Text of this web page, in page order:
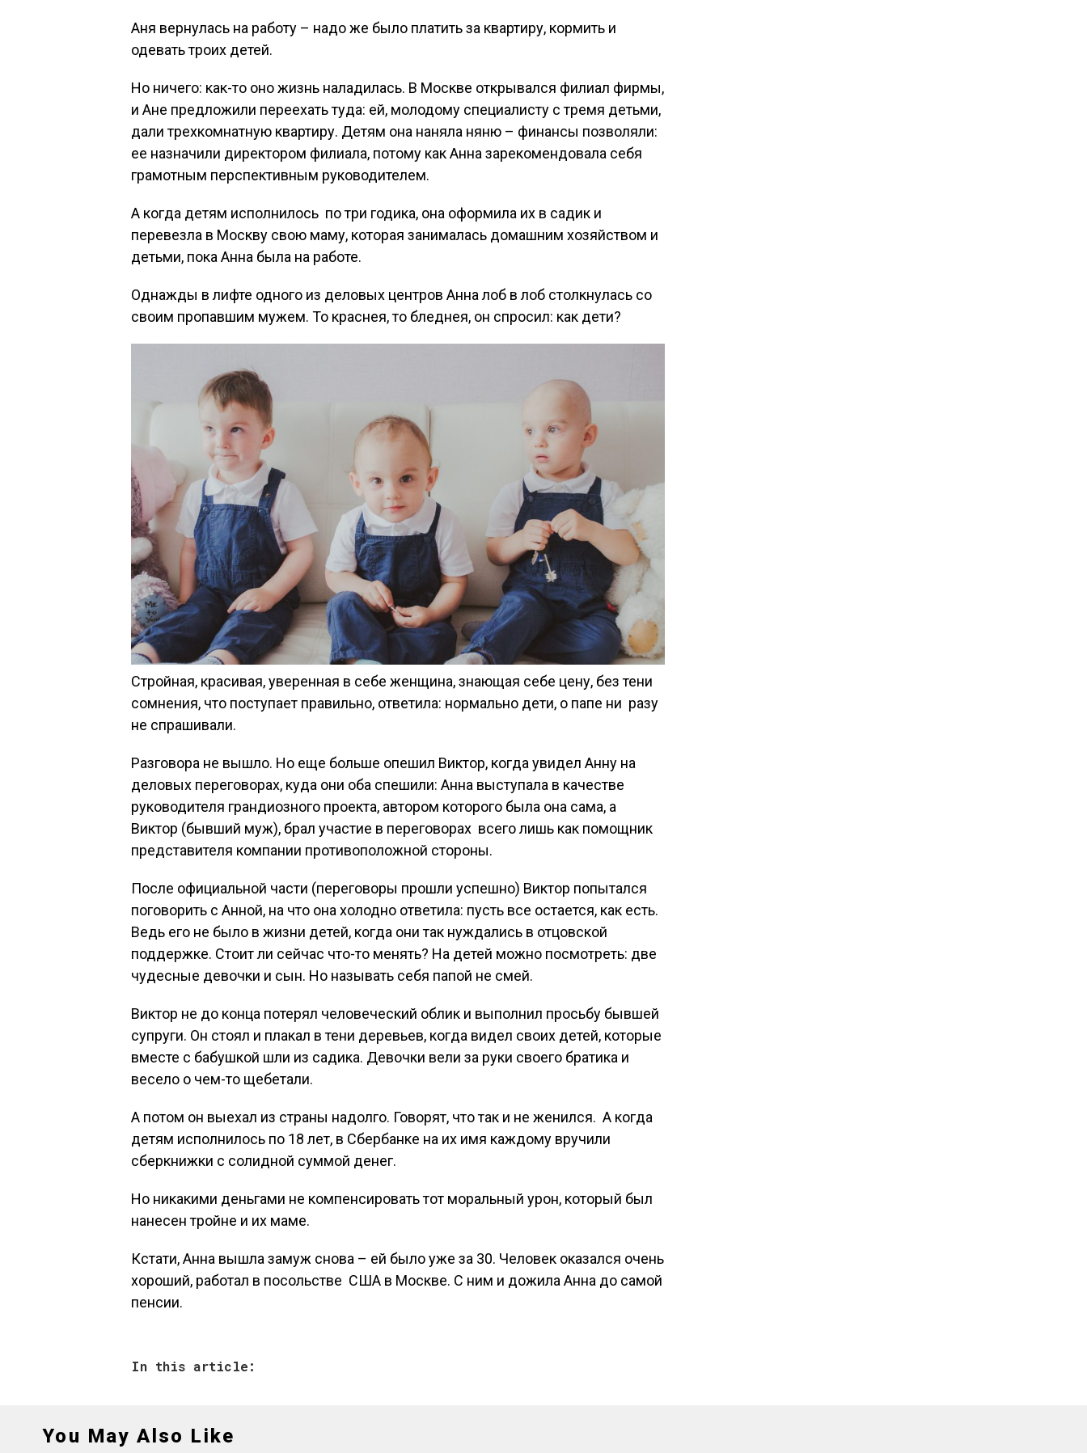
Аня вернулась на работу – надо же было платить за квартиру, кормить и
одевать троих детей.
Но ничего: как-то оно жизнь наладилась. В Москве открывался филиал фирмы,
и Ане предложили переехать туда: ей, молодому специалисту с тремя детьми,
дали трехкомнатную квартиру. Детям она наняла няню – финансы позволяли:
ее назначили директором филиала, потому как Анна зарекомендовала себя
грамотным перспективным руководителем.
А когда детям исполнилось по три годика, она оформила их в садик и
перевезла в Москву свою маму, которая занималась домашним хозяйством и
детьми, пока Анна была на работе.
Однажды в лифте одного из деловых центров Анна лоб в лоб столкнулась со
своим пропавшим мужем. То краснея, то бледнея, он спросил: как дети?
Стройная, красивая, уверенная в себе женщина, знающая себе цену, без тени
сомнения, что поступает правильно, ответила: нормально дети, о папе ни разу
не спрашивали.
Разговора не вышло. Но еще больше опешил Виктор, когда увидел Анну на
деловых переговорах, куда они оба спешили: Анна выступала в качестве
руководителя грандиозного проекта, автором которого была она сама, а
Виктор (бывший муж), брал участие в переговорах всего лишь как помощник
представителя компании противоположной стороны.
После официальной части (переговоры прошли успешно) Виктор попытался
поговорить с Анной, на что она холодно ответила: пусть все остается, как есть.
Ведь его не было в жизни детей, когда они так нуждались в отцовской
поддержке. Стоит ли сейчас что-то менять? На детей можно посмотреть: две
чудесные девочки и сын. Но называть себя папой не смей.
Виктор не до конца потерял человеческий облик и выполнил просьбу бывшей
супруги. Он стоял и плакал в тени деревьев, когда видел своих детей, которые
вместе с бабушкой шли из садика. Девочки вели за руки своего братика и
весело о чем-то щебетали.
А потом он выехал из страны надолго. Говорят, что так и не женился. А когда
детям исполнилось по 18 лет, в Сбербанке на их имя каждому вручили
сберкнижки с солидной суммой денег.
Но никакими деньгами не компенсировать тот моральный урон, который был
нанесен тройне и их маме.
Кстати, Анна вышла замуж снова – ей было уже за 30. Человек оказался очень
хороший, работал в посольстве США в Москве. С ним и дожила Анна до самой
пенсии.
In this article:
You May Also Like